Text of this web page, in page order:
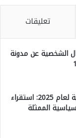
تعليقات
الشخصية عن مدونة
خارطة الانتخابات البرلمانية لعام 2025: استقراء
الممثلة